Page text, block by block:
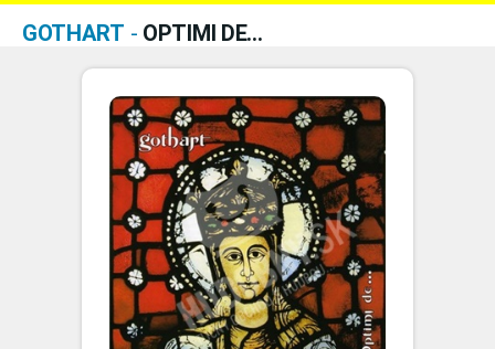
GOTHART - OPTIMI DE...